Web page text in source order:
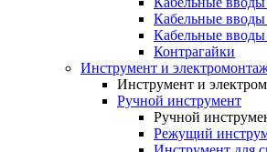
Кабельные вводы
Кабельные вводы
Контрагайки
Инструмент и
Инструмент и
Ручной инструмент
Ручной
Режущий